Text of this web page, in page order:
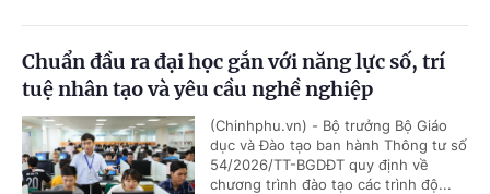
Chuẩn đầu ra đại học gắn với năng lực số, trí
tuệ nhân tạo và yêu cầu nghề nghiệp
(Chinhphu.vn) - Bộ trưởng Bộ Giáo
dục và Đào tạo ban hành Thông tư số
54/2026/TT-BGDĐT quy định về
chương trình đào tạo các trình độ...